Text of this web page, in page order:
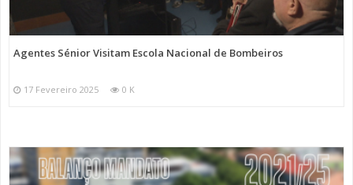
Agentes Sénior Visitam Escola Nacional de Bombeiros
17 Fevereiro 2025 0 K